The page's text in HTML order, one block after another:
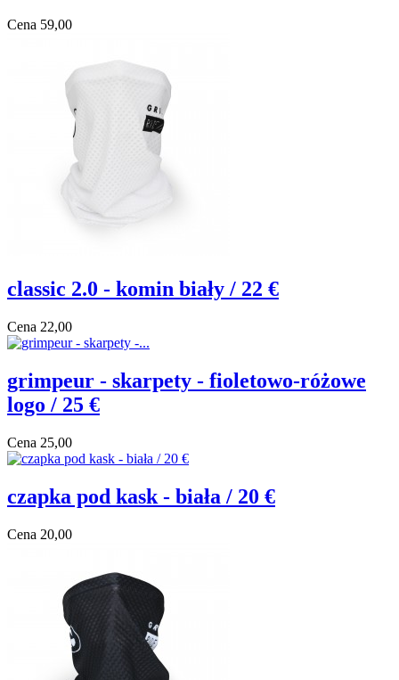
Cena 59,00
classic 2.0 - komin biały / 22 €
Cena 22,00
grimpeur - skarpety - fioletowo-różowe
logo / 25 €
Cena 25,00
czapka pod kask - biała / 20 €
Cena 20,00